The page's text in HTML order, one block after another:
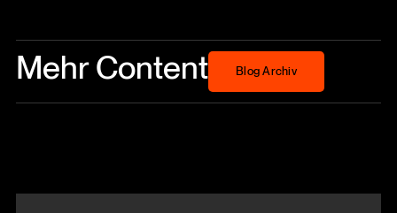
Mehr Content Blog Archiv
Blog Archiv